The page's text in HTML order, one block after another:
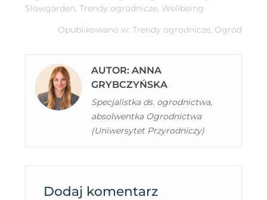
Slowgarden, Trendy ogrodnicze, Wellbeing
Opublikowano w: Trendy ogrodnicze, Ogród
AUTOR: ANNA
GRYBCZYŃSKA
Specjalistka ds. ogrodnictwa,
absolwentka Ogrodnictwa
(Uniwersytet Przyrodniczy)
Dodaj komentarz